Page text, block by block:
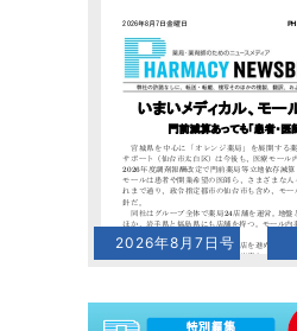
2026年8月7日号